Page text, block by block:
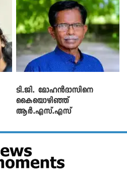
ടി.ജി. മോഹൻദാസിനെ
കൈയൊഴിഞ്ഞ്
ആർ.എസ്.എസ്